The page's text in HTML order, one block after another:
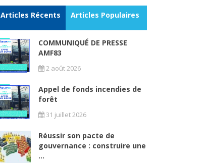
Articles Récents Articles Populaires
COMMUNIQUÉ DE PRESSE
AMF83
2 août 2026
Appel de fonds incendies de
forêt
31 juillet 2026
Réussir son pacte de
gouvernance : construire une
...